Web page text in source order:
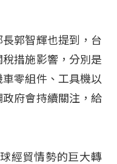
郭智輝也提到，台
措施影響，分別是
零組件、工具機以
府會持續關注，給
經貿情勢的巨大轉